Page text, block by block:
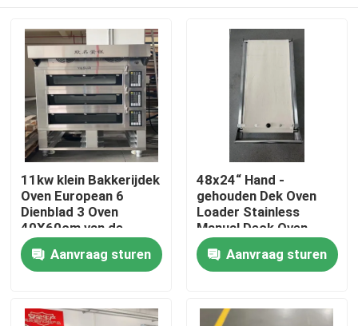
Thuis
Over ons
11kw klein Bakkerijdek
Oven European 6
Dienblad 3 Oven
40X60cm van de
Dekpizza
Aanvraag sturen
48x24“ Hand -
gehouden Dek Oven
Loader Stainless
Manual Deck Oven
Loader
Aanvraag sturen